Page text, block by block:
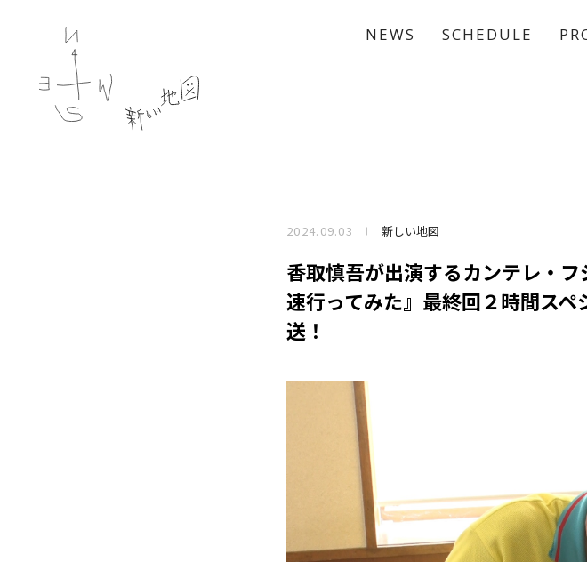
NEWS SCHEDULE
2024.09.03 新しい地図
香取慎吾が出演するカンテレ・
速行ってみた』最終回２時間ス
送！